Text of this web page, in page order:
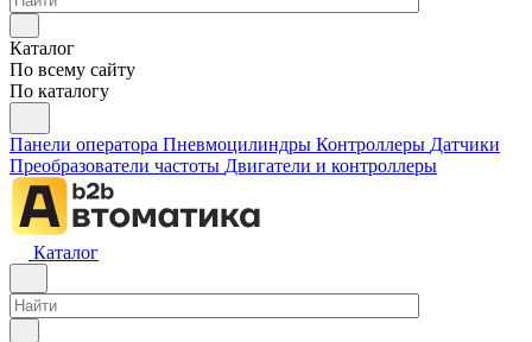
Каталог
По всему сайту
По каталогу
Панели оператора Пневмоцилиндры Контроллеры Датчики
Преобразователи частоты Двигатели и контроллеры
Каталог